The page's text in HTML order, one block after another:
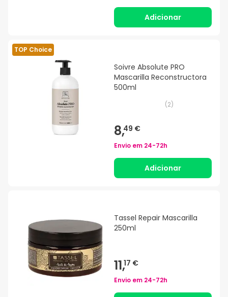
Adicionar
TOP Choice
Soivre Absolute PRO
Mascarilla Reconstructora
500ml
(2)
8,49 €
Envio em 24-72h
Adicionar
Tassel Repair Mascarilla
250ml
11,17 €
Envio em 24-72h